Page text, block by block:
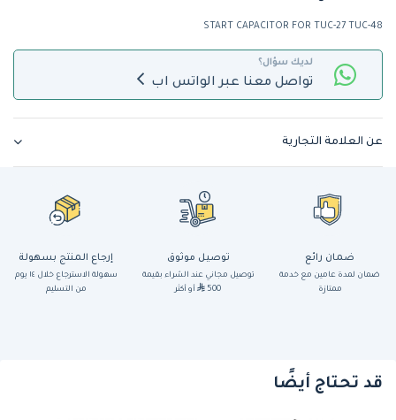
START CAPACITOR FOR TUC-27 TUC-48
لديك سؤال؟
تواصل معنا عبر الواتس اب
عن العلامة التجارية
ضمان رائع
ضمان لمدة عامين مع خدمة
ممتازة
توصيل موثوق
توصيل مجاني عند الشراء بقيمة
500
أو أكثر
إرجاع المنتج بسهولة
سهولة الاسترجاع خلال ١٤ يوم
من التسليم
قد تحتاج أيضًا